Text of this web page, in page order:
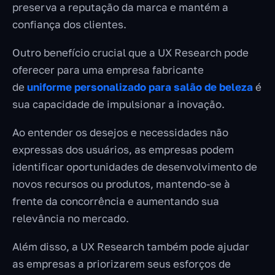
preserva a reputação da marca e mantém a
confiança dos clientes.
Outro benefício crucial que a UX Research pode
oferecer para uma empresa fabricante
de uniforme personalizado para salão de belezaé
sua capacidade de impulsionar a inovação.
Ao entender os desejos e necessidades não
expressas dos usuários, as empresas podem
identificar oportunidades de desenvolvimento de
novos recursos ou produtos, mantendo-se à
frente da concorrência e aumentando sua
relevância no mercado.
Além disso, a UX Research também pode ajudar
as empresas a priorizarem seus esforços de